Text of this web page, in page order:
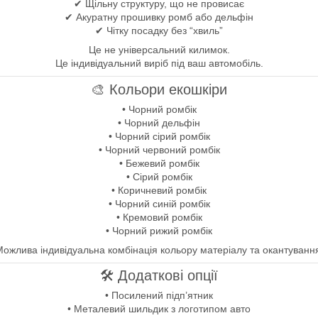
✔ Щільну структуру, що не провисає
✔ Акуратну прошивку ромб або дельфін
✔ Чітку посадку без “хвиль”
Це не універсальний килимок.
Це індивідуальний виріб під ваш автомобіль.
🎨 Кольори екошкіри
• Чорний ромбік
• Чорний дельфін
• Чорний сірий ромбік
• Чорний червоний ромбік
• Бежевий ромбік
• Сірий ромбік
• Коричневий ромбік
• Чорний синій ромбік
• Кремовий ромбік
• Чорний рижий ромбік
індивідуальна комбінація кольору матеріалу та
🛠 Додаткові опції
• Посилений підп’ятник
• Металевий шильдик з логотипом авто